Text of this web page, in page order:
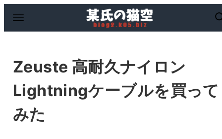
Zeuste 高耐久ナイロン
Lightningケーブルを買って
みた